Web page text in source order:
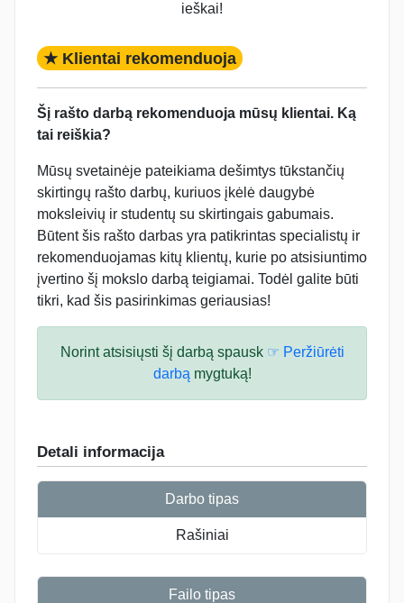
ieškai!
★ Klientai rekomenduoja
Šį rašto darbą rekomenduoja mūsų klientai. Ką
tai reiškia?
Mūsų svetainėje pateikiama dešimtys tūkstančių
skirtingų rašto darbų, kuriuos įkėlė daugybė
moksleivių ir studentų su skirtingais gabumais.
Būtent šis rašto darbas yra patikrintas specialistų ir
rekomenduojamas kitų klientų, kurie po atsisiuntimo
įvertino šį mokslo darbą teigiamai. Todėl galite būti
tikri, kad šis pasirinkimas geriausias!
Norint atsisiųsti šį darbą spausk ☞ Peržiūrėti
darbą mygtuką!
Detali informacija
Darbo tipas
Rašiniai
Failo tipas